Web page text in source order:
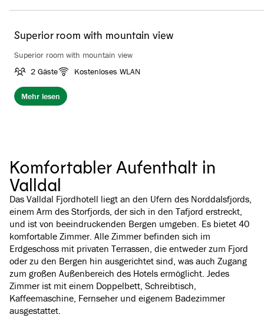
Superior room with mountain view
Superior room with mountain view
2 Gäste
Kostenloses WLAN
Mehr lesen
Komfortabler Aufenthalt in
Valldal
Das Valldal Fjordhotell liegt an den Ufern des Norddalsfjords,
einem Arm des Storfjords, der sich in den Tafjord erstreckt,
und ist von beeindruckenden Bergen umgeben. Es bietet 40
komfortable Zimmer. Alle Zimmer befinden sich im
Erdgeschoss mit privaten Terrassen, die entweder zum Fjord
oder zu den Bergen hin ausgerichtet sind, was auch Zugang
zum großen Außenbereich des Hotels ermöglicht. Jedes
Zimmer ist mit einem Doppelbett, Schreibtisch,
Kaffeemaschine, Fernseher und eigenem Badezimmer
ausgestattet.